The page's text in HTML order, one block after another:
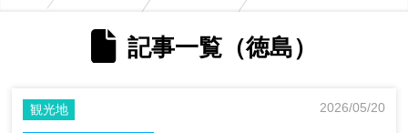
記事一覧（徳島）
観光地 2026/05/20